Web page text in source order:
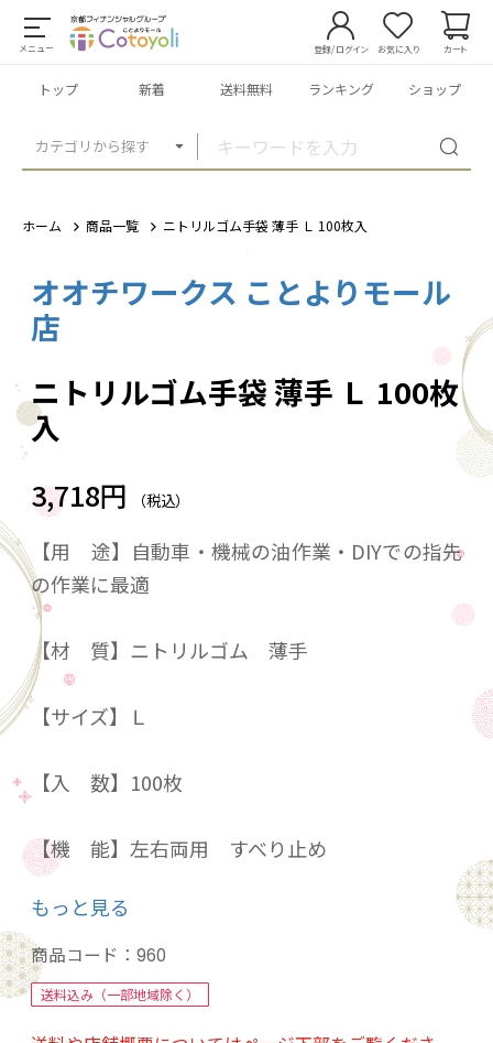
メニュー
カテゴリから探す
登録/ログイン お気に入り カート
トップ 新着 送料無料 ランキング ショップ
ホーム 商品一覧 ニトリルゴム手袋 薄手 Ｌ 100枚入
1
オオチワークス ことよりモール
店
ニトリルゴム手袋 薄手 Ｌ 100枚
入
3,718円 （税込）
【用 途】自動車・機械の油作業・DIYでの指先
の作業に最適
【材 質】ニトリルゴム 薄手
【サイズ】Ｌ
【入 数】100枚
【機 能】左右両用 すべり止め
【性 能】
ガソリン○
灯油◎
ラード◎
もっと見る
商品コード： 960
送料込み（一部地域除く）